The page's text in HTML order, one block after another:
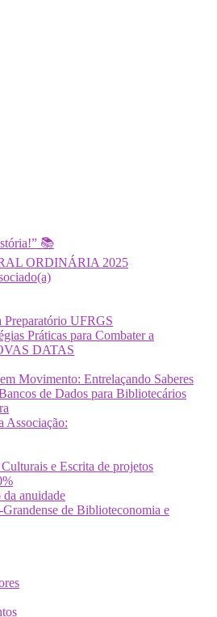
📚
ORDINÁRIA 2025
Preparatório UFRGS
Práticas para Combater a
DATAS
Movimento: Entrelaçando Saberes
de Dados para Bibliotecários
Associação:
e Escrita de projetos
da anuidade
de Biblioteconomia e